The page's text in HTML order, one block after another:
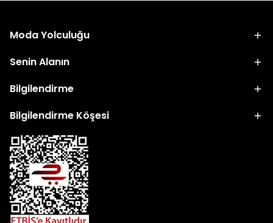
Moda Yolculuğu
Senin Alanın
Bilgilendirme
Bilgilendirme Köşesi